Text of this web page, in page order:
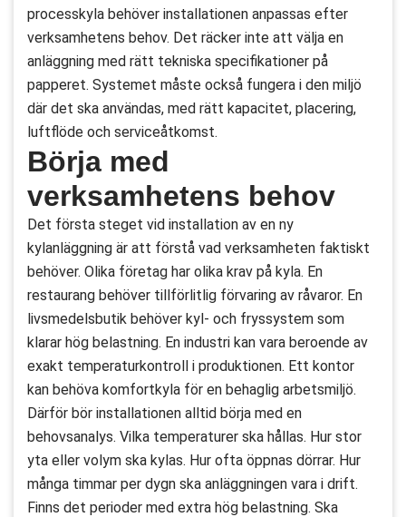
processkyla behöver installationen anpassas efter
verksamhetens behov. Det räcker inte att välja en
anläggning med rätt tekniska specifikationer på
papperet. Systemet måste också fungera i den miljö
där det ska användas, med rätt kapacitet, placering,
luftflöde och serviceåtkomst.
Börja med
verksamhetens behov
Det första steget vid installation av en ny
kylanläggning är att förstå vad verksamheten faktiskt
behöver. Olika företag har olika krav på kyla. En
restaurang behöver tillförlitlig förvaring av råvaror. En
livsmedelsbutik behöver kyl- och fryssystem som
klarar hög belastning. En industri kan vara beroende av
exakt temperaturkontroll i produktionen. Ett kontor
kan behöva komfortkyla för en behaglig arbetsmiljö.
Därför bör installationen alltid börja med en
behovsanalys. Vilka temperaturer ska hållas. Hur stor
yta eller volym ska kylas. Hur ofta öppnas dörrar. Hur
många timmar per dygn ska anläggningen vara i drift.
Finns det perioder med extra hög belastning. Ska